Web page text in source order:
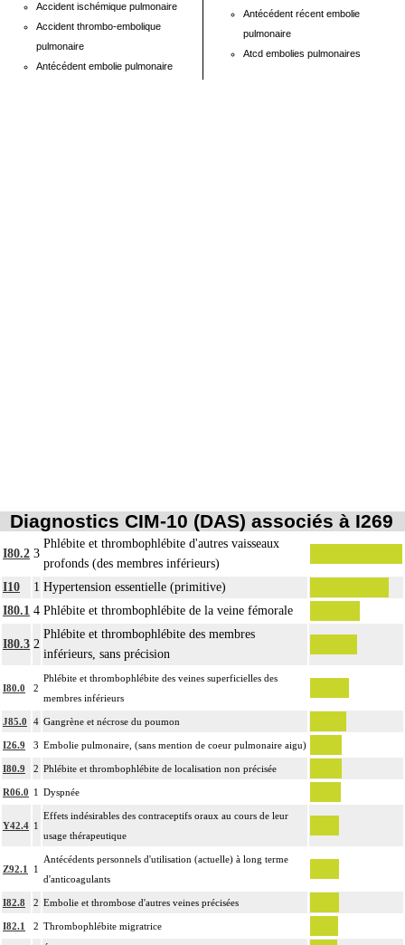
Accident ischémique pulmonaire
Accident thrombo-embolique
pulmonaire
Antécédent embolie pulmonaire
Antécédent récent embolie
pulmonaire
Atcd embolies pulmonaires
Diagnostics CIM-10 (DAS) associés à I269
I80.2 3
Phlébite et thrombophlébite d'autres vaisseaux
profonds (des membres inférieurs)
I10
1 Hypertension essentielle (primitive)
I80.1 4 Phlébite et thrombophlébite de la veine fémorale
I80.3 2
Phlébite et thrombophlébite des membres
inférieurs, sans précision
I80.0 2
Phlébite et thrombophlébite des veines superficielles des
membres inférieurs
J85.0 4 Gangrène et nécrose du poumon
I26.9 3 Embolie pulmonaire, (sans mention de coeur pulmonaire aigu)
I80.9 2 Phlébite et thrombophlébite de localisation non précisée
R06.0 1 Dyspnée
Y42.4 1
Effets indésirables des contraceptifs oraux au cours de leur
usage thérapeutique
Z92.1 1
Antécédents personnels d'utilisation (actuelle) à long terme
d'anticoagulants
I82.8 2 Embolie et thrombose d'autres veines précisées
I82.1 2 Thrombophlébite migratrice